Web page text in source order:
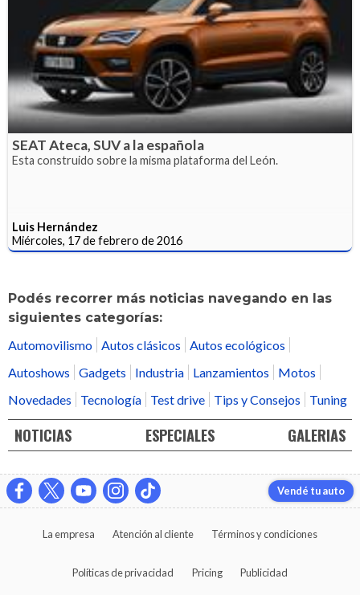
SEAT Ateca, SUV a la española
Esta construido sobre la misma plataforma del León.
Luis Hernández
Miércoles, 17 de febrero de 2016
Podés recorrer más noticias navegando en las
siguientes categorías:
Automovilismo
Autos clásicos
Autos ecológicos
Autoshows
Gadgets Industria Lanzamientos
Motos
Novedades
Tecnología Test drive Tips y Consejos Tuning
NOTICIAS ESPECIALES GALERIAS
Vendé tu auto
La empresa Atención al cliente Términos y condiciones
Políticas de privacidad Pricing Publicidad